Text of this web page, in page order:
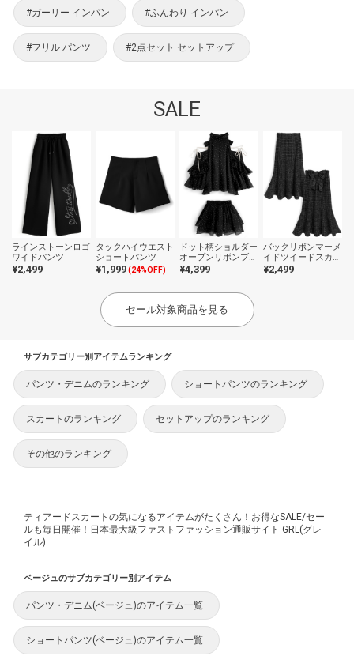
#ガーリー インパン #ふんわり インパン
#フリル パンツ #2点セット セットアップ
SALE
ラインストーンロゴ
ワイドパンツ
¥2,499
タックハイウエスト
ショートパンツ
¥1,999(24%OFF)
ドット柄ショルダー
オープンリボンブラ
ウス×ティアードミ
ニスカートセットア
¥4,399
バックリボンマーメ
イドツイードスカー
ト
¥2,499
セール対象商品を見る
サブカテゴリー別アイテムランキング
パンツ・デニムのランキング ショートパンツのランキング
スカートのランキング セットアップのランキング
その他のランキング
ティアードスカートの気になるアイテムがたくさん！お得なSALE/セー
ルも毎日開催！日本最大級ファストファッション通販サイト GRL(グレ
イル)
ベージュのサブカテゴリー別アイテム
パンツ・デニム(ベージュ)のアイテム一覧
ショートパンツ(ベージュ)のアイテム一覧